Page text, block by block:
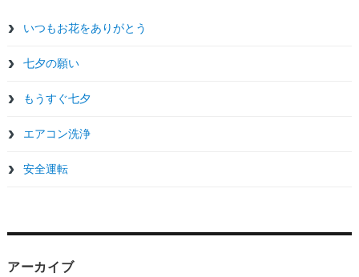
いつもお花をありがとう
七夕の願い
もうすぐ七夕
エアコン洗浄
安全運転
アーカイブ